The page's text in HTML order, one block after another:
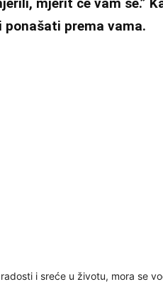
ponašati prema vama.
i sreće u životu, mora se